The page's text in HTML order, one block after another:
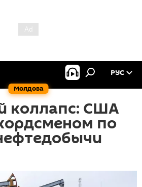
Молдова
РУС
коллапс: CША
по